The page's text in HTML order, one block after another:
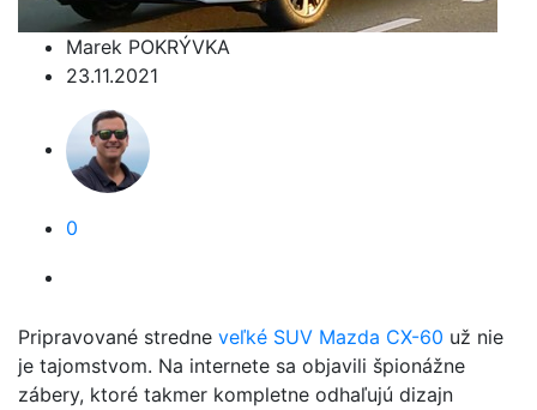
Marek POKRÝVKA
23.11.2021
0
Pripravované stredne veľké SUV Mazda CX-60 už nie
je tajomstvom. Na internete sa objavili špionážne
zábery, ktoré takmer kompletne odhaľujú dizajn